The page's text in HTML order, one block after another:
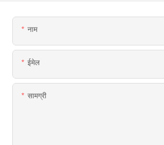
नाम
ईमेल
सामग्री